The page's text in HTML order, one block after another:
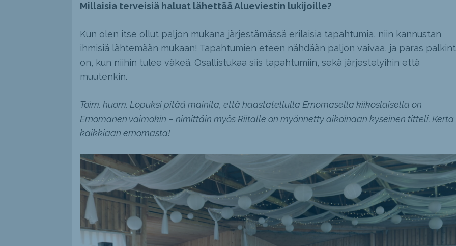
Millaisia terveisiä haluat lähettää Alueviestin lukijoille?
Kun olen itse ollut paljon mukana järjestämässä erilaisia tapahtumia, niin kannustan
ihmisiä lähtemään mukaan! Tapahtumien eteen nähdään paljon vaivaa, ja paras
on, kun niihin tulee väkeä. Osallistukaa siis tapahtumiin, sekä järjestelyihin että
muutenkin.
Toim. huom. Lopuksi pitää mainita, että haastatellulla Ernomasella kiikoslaisella on
Ernomanen vaimokin – nimittäin myös Riitalle on myönnetty aikoinaan kyseinen titteli. Kerta
kaikkiaan ernomasta!